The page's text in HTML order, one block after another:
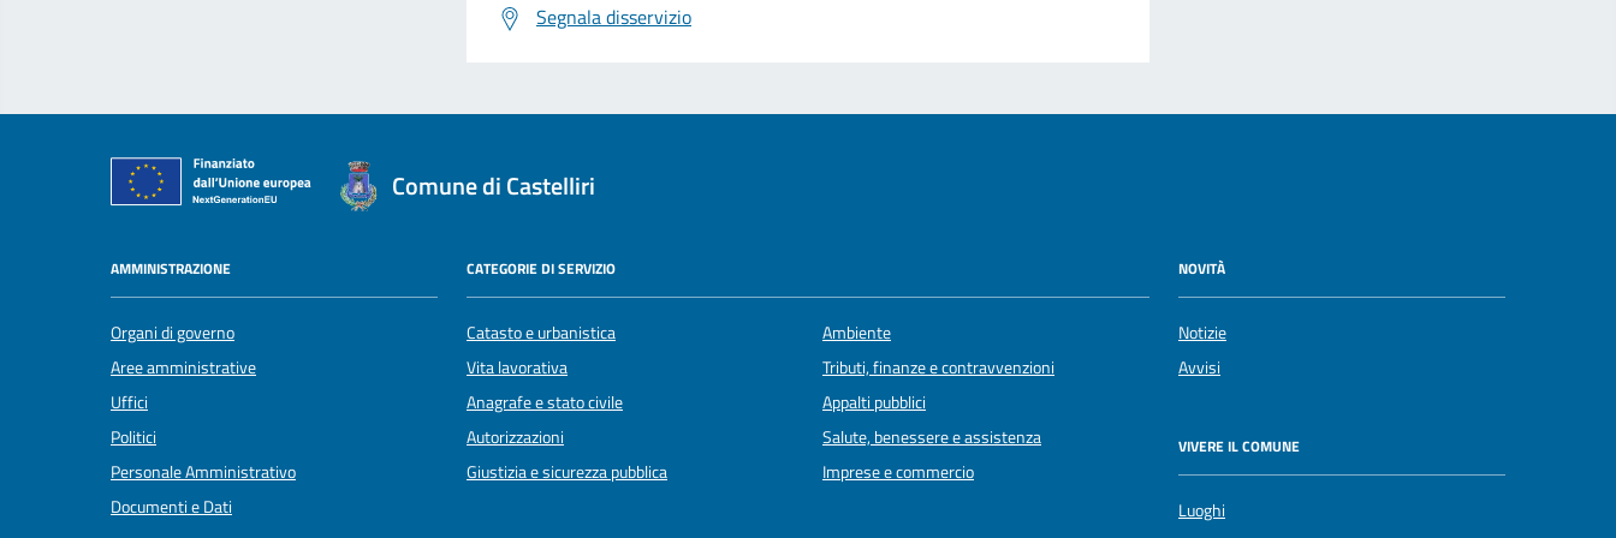
Segnala disservizio
Comune di Castelliri
AMMINISTRAZIONE
Organi di governo
Aree amministrative
Uffici
Politici
Personale Amministrativo
Documenti e Dati
CATEGORIE DI SERVIZIO
Catasto e urbanistica
Vita lavorativa
Anagrafe e stato civile
Autorizzazioni
Giustizia e sicurezza pubblica
Ambiente
Tributi, finanze e contravvenzioni
Appalti pubblici
Salute, benessere e assistenza
Imprese e commercio
NOVITÀ
Notizie
Avvisi
VIVERE IL COMUNE
Luoghi